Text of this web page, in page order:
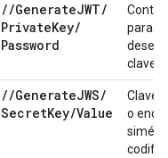
//GenerateJWT/
PrivateKey/
Password
para
clave
//GenerateJWS/
SecretKey/Value
Clave
o